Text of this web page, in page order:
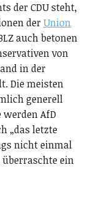
der CDU steht,
derUnion
auch betonen
von
in der
Die meisten
generell
AfD
„das letzte
nicht einmal
ein